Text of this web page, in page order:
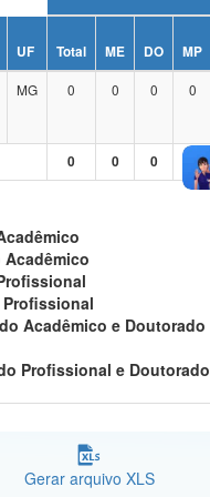
Inovações e Comunicações
Regional
UF Total ME DO MP
MG 0 0 0 0
0 0 0
Acadêmico
Acadêmico e Doutorado
Profissional e Doutorado
Gerar arquivo XLS